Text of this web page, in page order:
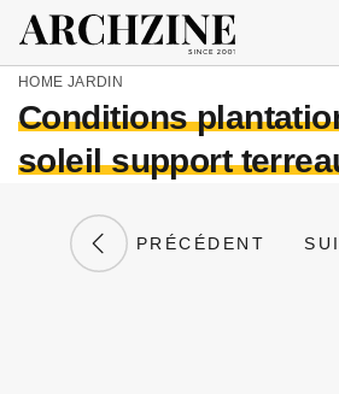
HOME JARDIN
Conditions
soleil support
PRÉCÉDENT